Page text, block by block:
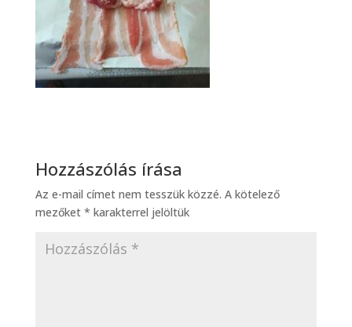
Hozzászólás írása
Az e-mail címet nem tesszük közzé. A kötelező
mezőket * karakterrel jelöltük